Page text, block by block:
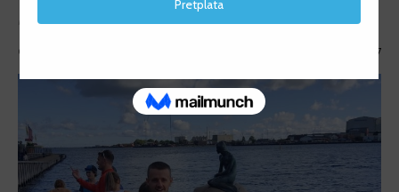
Kakav dan u Kopenhagenu!
Objavio 1807